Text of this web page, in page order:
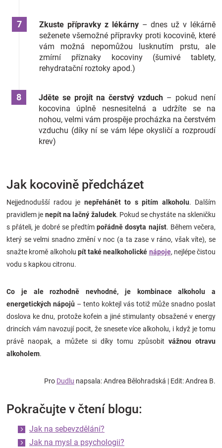
Zkuste přípravky z lékárny– dnes už v lékárně
seženete všemožné přípravky proti kocovině, které
vám možná nepomůžou lusknutím prstu, ale
zmírní příznaky kocoviny (šumivé tablety,
rehydratační roztoky apod.)
Jděte se projít na čerstvý vzduch – pokud není
kocovina úplně nesnesitelná a udržíte se na
nohou, velmi vám prospěje procházka na čerstvém
vzduchu (díky ní se vám lépe okysličí a rozproudí
krev)
Jak kocovině předcházet
Nejjednodušší radou je nepřehánět to s pitím alkoholu. Dalším
pravidlem je nepít na lačný žaludek. Pokud se chystáte na skleničku
s přáteli, je dobré se předtímpořádně dosyta najíst. Během večera,
který se velmi snadno změní v noc (a ta zase v ráno, však víte), se
snažte kromě alkoholu pít také nealkoholické nápoje, nejlépe čistou
vodu s kapkou citronu.
Co je ale rozhodně nevhodné, je kombinace alkoholu a
energetických nápojů – tento koktejl vás totiž může snadno poslat
doslova ke dnu, protože kofein a jiné stimulanty obsažené v energy
drincích vám navozují pocit, že snesete více alkoholu, i když je tomu
právě naopak, a můžete si díky tomu způsobit vážnou otravu
alkoholem.
Pro Dudlu napsala: Andrea Bělohradská | Edit: Andrea B.
Pokračujte v čtení blogu:
Jak na sebevzdělání?
Jak na mysl a psychologii?